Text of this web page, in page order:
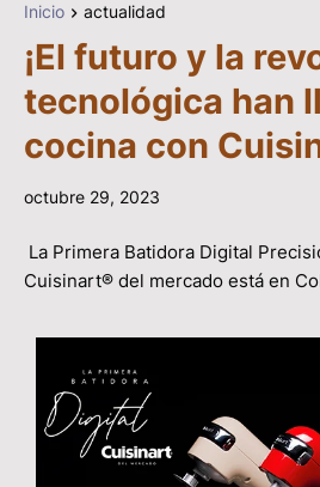
Inicio actualidad
¡El futuro y la
tecnológica han
cocina con
octubre 29, 2023
La Primera Batidora Digital
Cuisinart® del mercado está en